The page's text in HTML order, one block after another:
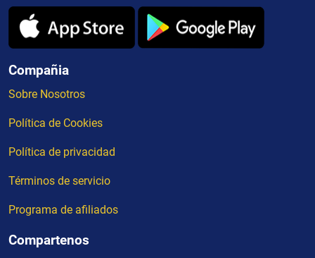
Compañia
Sobre Nosotros
Política de Cookies
Política de privacidad
Términos de servicio
Programa de afiliados
Compartenos